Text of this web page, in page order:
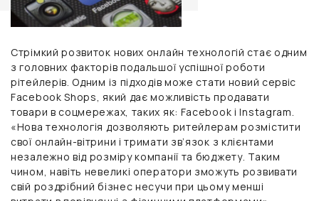
Стрімкий розвиток нових онлайн технологій стає одним
з головних факторів подальшої успішної роботи
рітейлерів. Одним із підходів може стати новий сервіс
Facebook Shops, який дає можливість продавати
товари в соцмережах, таких як: Facebook і Instagram.
«Нова технологія дозволяють ритейлерам розмістити
свої онлайн-вітрини і тримати зв’язок з клієнтами
незалежно від розміру компанії та бюджету. Таким
чином, навіть невеликі оператори зможуть розвивати
свій роздрібний бізнес несучи при цьому менші